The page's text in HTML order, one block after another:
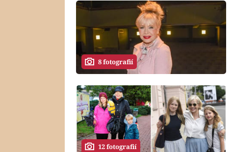
8 fotografií
12 fotografií